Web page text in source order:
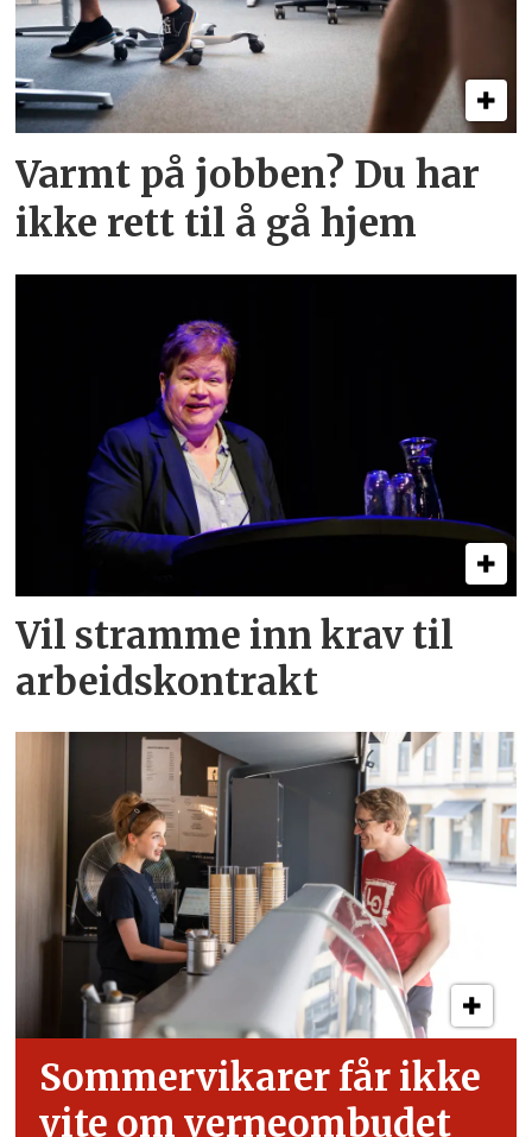
Varmt på jobben? Du har
ikke rett til å gå hjem
Vil stramme inn krav til
arbeids­kontrakt
Sommervikarer får ikke
vite om verneombudet